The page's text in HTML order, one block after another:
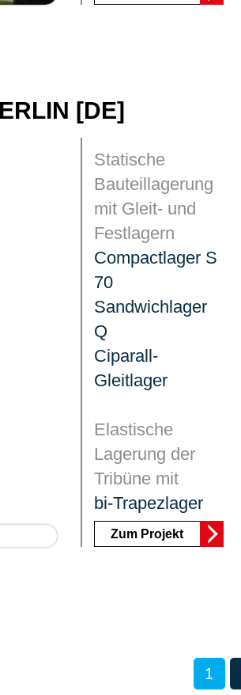
[DE]
Statische
Bauteillagerung
mit Gleit- und
Festlagern
Compactlager S
70
Sandwichlager
Q
Ciparall-
Gleitlager
Elastische
Lagerung der
Tribüne mit
bi-Trapezlager
Zum Projekt
1